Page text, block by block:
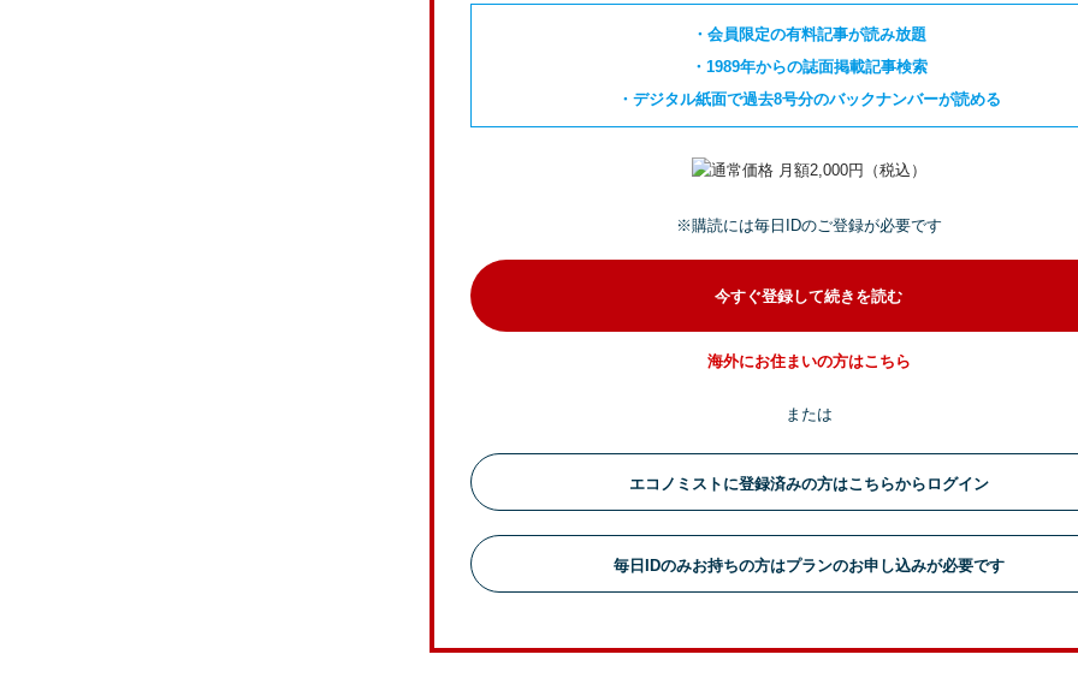
・会員限定の有料記事が読み放題
・1989年からの誌面掲載記事検索
・デジタル紙面で過去8号分のバックナンバーが読める
※購読には毎日IDのご登録が必要です
今すぐ登録して続きを読む
海外にお住まいの方はこちら
または
エコノミストに登録済みの方はこちらからログイン
毎日IDのみお持ちの方はプランのお申し込みが必要です